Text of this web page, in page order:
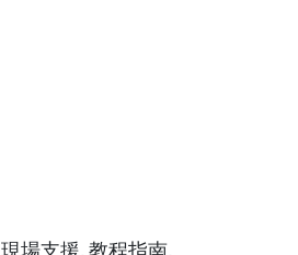
現場支援,教程指南,